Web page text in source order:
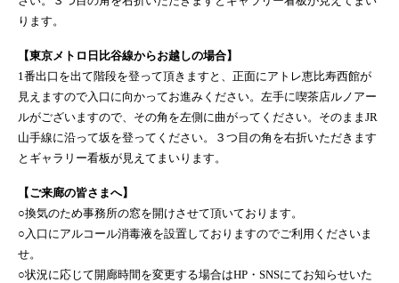
ります。
【東京メトロ日比谷線からお越しの場合】
1番出口を出て階段を登って頂きますと、正面にアトレ恵比寿西館が
見えますので入口に向かってお進みください。左手に喫茶店ルノアー
ルがございますので、その角を左側に曲がってください。そのままJR
山手線に沿って坂を登ってください。３つ目の角を右折いただきます
とギャラリー看板が見えてまいります。
【ご来廊の皆さまへ】
○換気のため事務所の窓を開けさせて頂いております。
○入口にアルコール消毒液を設置しておりますのでご利用くださいま
せ。
○状況に応じて開廊時間を変更する場合はHP・SNSにてお知らせいた